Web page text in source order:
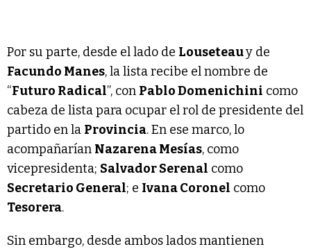
Por su parte, desde el lado de Louseteauy de
Facundo Manes, la lista recibe el nombre de
“Futuro Radical”, con Pablo Domenichini como
cabeza de lista para ocupar el rol de presidente del
partido en la Provincia. En ese marco, lo
acompañarían Nazarena Mesías, como
vicepresidenta; Salvador Serenal como
Secretario General; e Ivana Coronel como
Tesorera.
Sin embargo, desde ambos lados mantienen